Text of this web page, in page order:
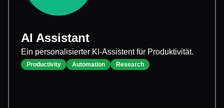
AI Assistant
Ein personalisierter KI-Assistent für Produktivität.
Productivity Automation Research